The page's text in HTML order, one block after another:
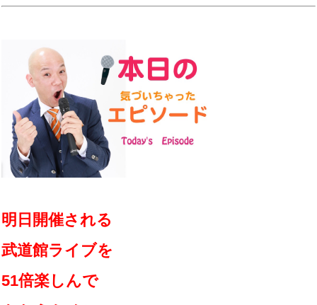
明日開催される
武道館ライブを
51倍楽しんで